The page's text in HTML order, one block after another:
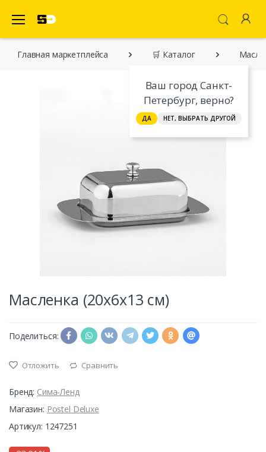
Ваш город Санкт-
Петербург, верно?
ДА НЕТ, ВЫБРАТЬ ДРУГОЙ
Главная марĸетплейса 🛒 Каталог
Масленка (20х6х13 см)
Поделиться:
Отложить Сравнить
Бренд: Сима-Ленд
Магазин: Postel Deluxe
Артикул: 1247251